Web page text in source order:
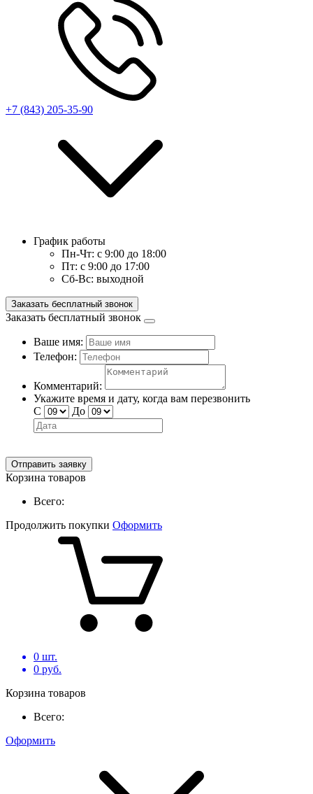
+7 (843) 205-35-90
График работы
Пн-Чт: с 9:00 до 18:00
Пт: с 9:00 до 17:00
Сб-Вс: выходной
Заказать бесплатный звонок
Заказать бесплатный звонок
Ваше имя:
Телефон:
Комментарий:
Укажите время и дату, когда вам перезвонить
С
До
Отправить заявку
Корзина товаров
Всего:
Продолжить покупки Оформить
0 шт.
0 руб.
Корзина товаров
Всего:
Оформить